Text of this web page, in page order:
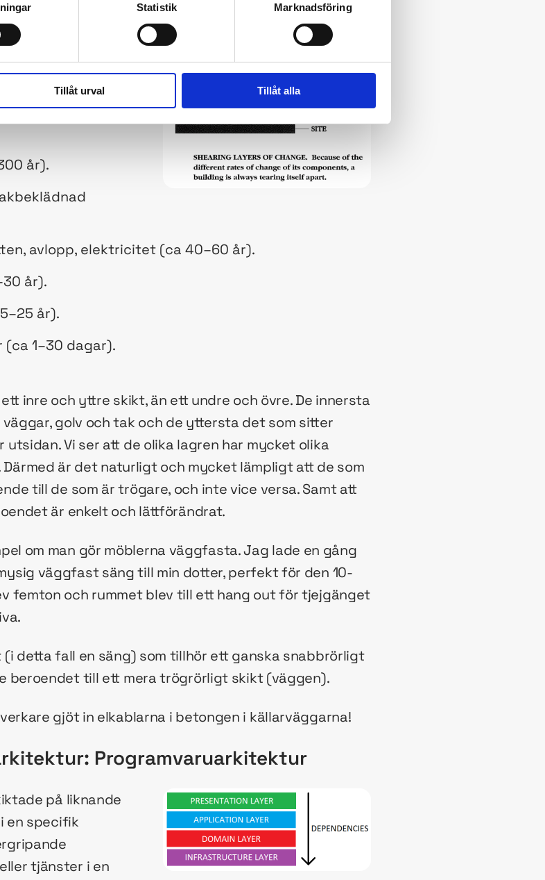
Statistik Marknadsföring
Tillåt urval Tillåt alla
flera skikt som
(ca 100–
år).
avlopp, elektricitet (ca 40–60 år).
år).
år).
(ca 1–30 dagar).
inre och yttre skikt, än ett undre och övre. De innersta
golv och tak och de yttersta det som sitter
Vi ser att de olika lagren har mycket olika
är det naturligt och mycket lämpligt att de som
till de som är trögare, och inte vice versa. Samt att
är enkelt och lättförändrat.
om man gör möblerna väggfasta. Jag lade en gång
väggfast säng till min dotter, perfekt för den 10-
femton och rummet blev till ett hang out för tjejgänget
detta fall en säng) som tillhör ett ganska snabbrörligt
beroendet till ett mera trögrörligt skikt (väggen).
gjöt in elkablarna i betongen i källarväggarna!
Programvaruarkitektur
på liknande
en specifik
tjänster i en